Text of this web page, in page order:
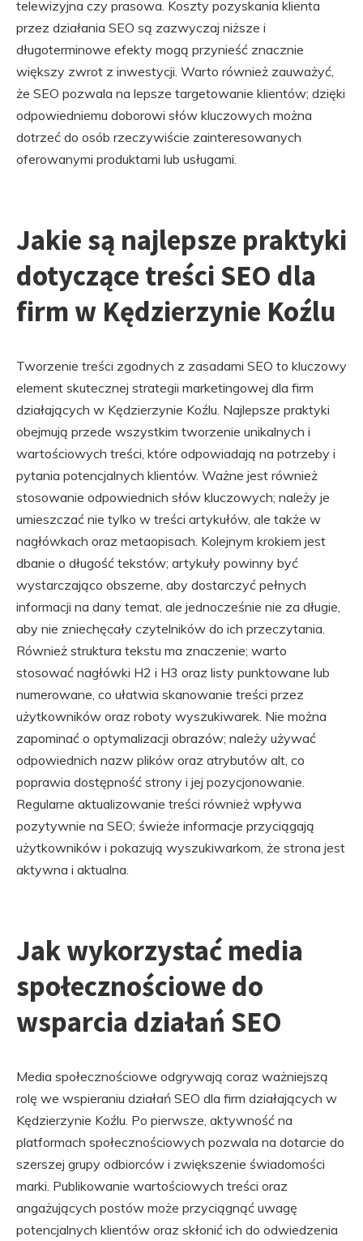
telewizyjna czy prasowa. Koszty pozyskania klienta
przez działania SEO są zazwyczaj niższe i
długoterminowe efekty mogą przynieść znacznie
większy zwrot z inwestycji. Warto również zauważyć,
że SEO pozwala na lepsze targetowanie klientów; dzięki
odpowiedniemu doborowi słów kluczowych można
dotrzeć do osób rzeczywiście zainteresowanych
oferowanymi produktami lub usługami.
Jakie są najlepsze praktyki
dotyczące treści SEO dla
firm w Kędzierzynie Koźlu
Tworzenie treści zgodnych z zasadami SEO to kluczowy
element skutecznej strategii marketingowej dla firm
działających w Kędzierzynie Koźlu. Najlepsze praktyki
obejmują przede wszystkim tworzenie unikalnych i
wartościowych treści, które odpowiadają na potrzeby i
pytania potencjalnych klientów. Ważne jest również
stosowanie odpowiednich słów kluczowych; należy je
umieszczać nie tylko w treści artykułów, ale także w
nagłówkach oraz metaopisach. Kolejnym krokiem jest
dbanie o długość tekstów; artykuły powinny być
wystarczająco obszerne, aby dostarczyć pełnych
informacji na dany temat, ale jednocześnie nie za długie,
aby nie zniechęcały czytelników do ich przeczytania.
Również struktura tekstu ma znaczenie; warto
stosować nagłówki H2 i H3 oraz listy punktowane lub
numerowane, co ułatwia skanowanie treści przez
użytkowników oraz roboty wyszukiwarek. Nie można
zapominać o optymalizacji obrazów; należy używać
odpowiednich nazw plików oraz atrybutów alt, co
poprawia dostępność strony i jej pozycjonowanie.
Regularne aktualizowanie treści również wpływa
pozytywnie na SEO; świeże informacje przyciągają
użytkowników i pokazują wyszukiwarkom, że strona jest
aktywna i aktualna.
Jak wykorzystać media
społecznościowe do
wsparcia działań SEO
Media społecznościowe odgrywają coraz ważniejszą
rolę we wspieraniu działań SEO dla firm działających w
Kędzierzynie Koźlu. Po pierwsze, aktywność na
platformach społecznościowych pozwala na dotarcie do
szerszej grupy odbiorców i zwiększenie świadomości
marki. Publikowanie wartościowych treści oraz
angażujących postów może przyciągnąć uwagę
potencjalnych klientów oraz skłonić ich do odwiedzenia